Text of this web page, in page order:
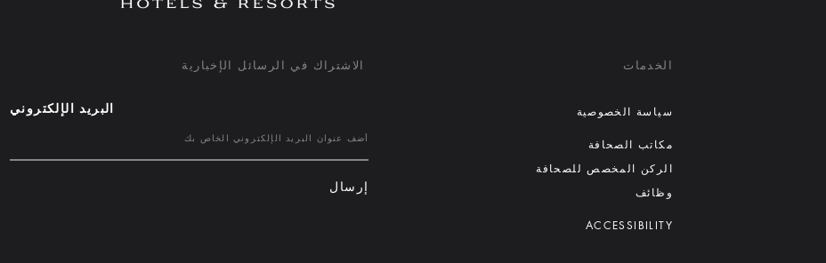
الخدمات
سياسة الخصوصية
مكاتب الصحافة
الركن المخصص للصحافة
وظائف
ACCESSIBILITY
الاشتراك في الرسائل الإخبارية
البريد الإلكتروني
إرسال